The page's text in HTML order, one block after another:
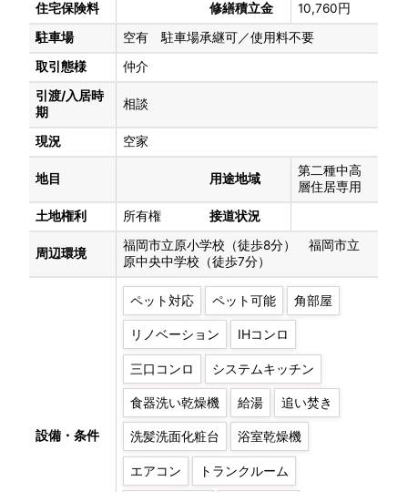
住宅保険料
修繕積立金
10,760円
駐車場
空有 駐車場承継可／使用料不要
取引態様
仲介
引渡/入居時
期
相談
現況 空家
地目 用途地域
第二種中高
層住居専用
土地権利
所有権 接道状況
周辺環境
福岡市立原小学校（徒歩8分） 福岡市立
原中央中学校（徒歩7分）
設備・条件
ペット対応 ペット可能 角部屋
リノベーション IHコンロ
三口コンロ システムキッチン
食器洗い乾燥機 給湯 追い焚き
洗髪洗面化粧台 浴室乾燥機
エアコン トランクルーム